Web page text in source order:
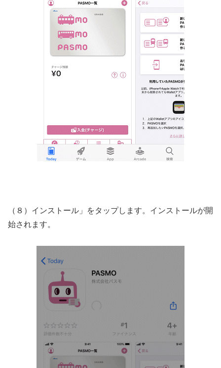
（８）インストール」をタップします。インストールが開
始されます。